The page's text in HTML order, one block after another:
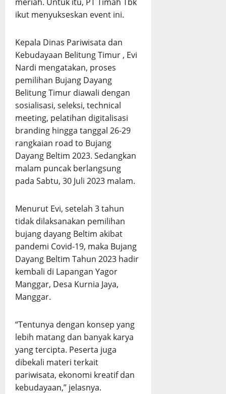
meriah. Untuk itu, PT Timah Tbk
ikut menyukseskan event ini.
Kepala Dinas Pariwisata dan
Kebudayaan Belitung Timur , Evi
Nardi mengatakan, proses
pemilihan Bujang Dayang
Belitung Timur diawali dengan
sosialisasi, seleksi, technical
meeting, pelatihan digitalisasi
branding hingga tanggal 26-29
rangkaian road to Bujang
Dayang Beltim 2023. Sedangkan
malam puncak berlangsung
pada Sabtu, 30 Juli 2023 malam.
Menurut Evi, setelah 3 tahun
tidak dilaksanakan pemilihan
bujang dayang Beltim akibat
pandemi Covid-19, maka Bujang
Dayang Beltim Tahun 2023 hadir
kembali di Lapangan Yagor
Manggar, Desa Kurnia Jaya,
Manggar.
“Tentunya dengan konsep yang
lebih matang dan banyak karya
yang tercipta. Peserta juga
dibekali materi terkait
pariwisata, ekonomi kreatif dan
kebudayaan,” jelasnya.